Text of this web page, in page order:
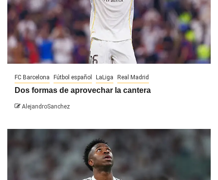
FC Barcelona Fútbol español LaLiga Real Madrid
Dos formas de aprovechar la cantera
AlejandroSanchez